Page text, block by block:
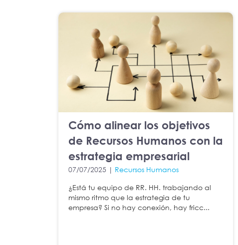
Cómo alinear los objetivos
de Recursos Humanos con la
estrategia empresarial
07/07/2025 | Recursos Humanos
¿Está tu equipo de RR. HH. trabajando al
mismo ritmo que la estrategia de tu
empresa? Si no hay conexión, hay fricc...